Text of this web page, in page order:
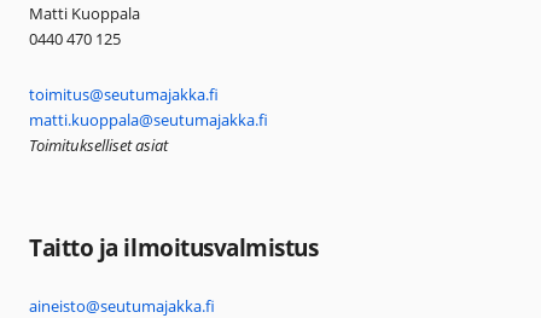
Matti Kuoppala
0440 470 125
toimitus@seutumajakka.fi
matti.kuoppala@seutumajakka.fi
Toimitukselliset asiat
Taitto ja ilmoitusvalmistus
aineisto@seutumajakka.fi